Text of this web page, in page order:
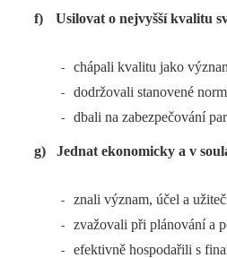
f) Usilovat o nejvyšší kvalitu
- chápali kvalitu jako
- dodržovali stanovené
- dbali na zabezpečování
g) Jednat ekonomicky a v
- znali význam, účel a
- zvažovali při plánování a
- efektivně hospodařili s